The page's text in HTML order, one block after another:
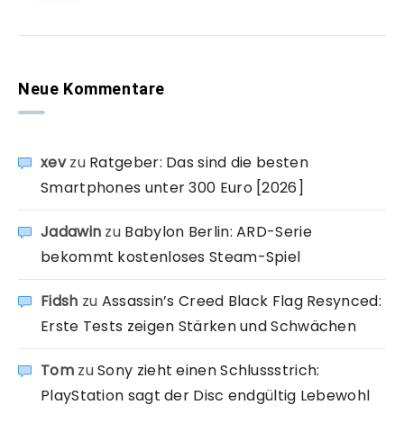
Neue Kommentare
xevzu Ratgeber: Das sind die besten
Smartphones unter 300 Euro [2026]
Jadawin zu Babylon Berlin: ARD-Serie
bekommt kostenloses Steam-Spiel
Fidsh zu Assassin’s Creed Black Flag Resynced:
Erste Tests zeigen Stärken und Schwächen
TomzuSony zieht einen Schlussstrich:
PlayStation sagt der Disc endgültig Lebewohl